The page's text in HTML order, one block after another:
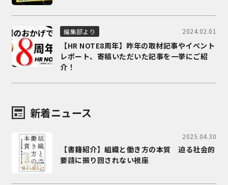
編集部より 2024.02.01
【HR NOTE8周年】昨年の取材記事やイベント
レポート、寄稿いただいた記事を一挙にご紹
介！
新着ニュース
2025.04.30
【書籍紹介】組織と働き方の本質 迫る社会的
要請に振り回されない視座